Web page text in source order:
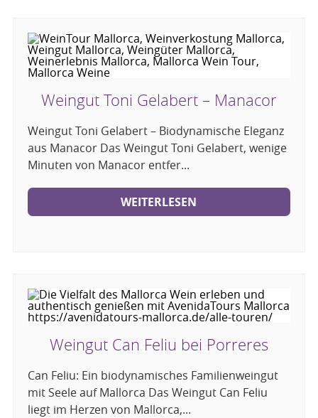
Weingut Toni Gelabert – Manacor
Weingut Toni Gelabert – Biodynamische Eleganz
aus Manacor Das Weingut Toni Gelabert, wenige
Minuten von Manacor entfer...
WEITERLESEN
Weingut Can Feliu bei Porreres
Can Feliu: Ein biodynamisches Familienweingut
mit Seele auf Mallorca Das Weingut Can Feliu
liegt im Herzen von Mallorca,...